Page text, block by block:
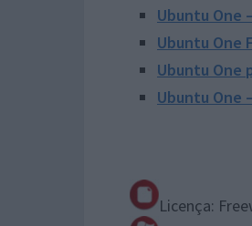
Ubuntu One
Ubuntu One
Ubuntu One
Ubuntu One
Licença: